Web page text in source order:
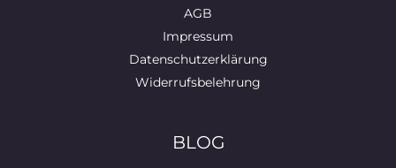
AGB
Impressum
Datenschutzerklärung
Widerrufsbelehrung
BLOG